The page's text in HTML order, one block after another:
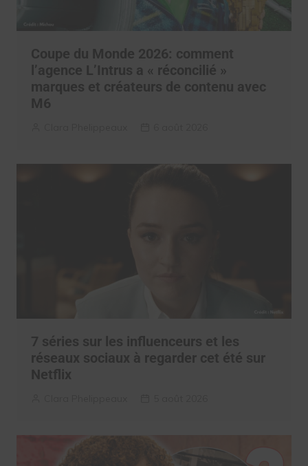
Coupe du Monde 2026: comment
l’agence L’Intrus a « réconcilié »
marques et créateurs de contenu avec
M6
7 séries sur les influenceurs et les
réseaux sociaux à regarder cet été sur
Netflix